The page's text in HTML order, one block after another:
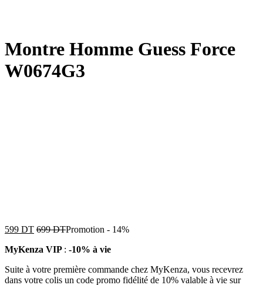
Montre Homme Guess Force
W0674G3
599 DT 699DTPromotion - 14%
MyKenza VIP : -10% à vie
Suite à votre première commande chez MyKenza, vous recevrez
dans votre colis un code promo fidélité de 10% valable à vie sur